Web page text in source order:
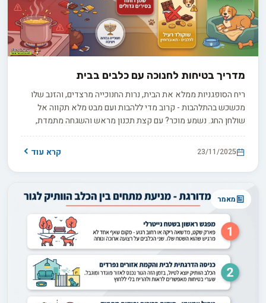
מדריך בטיחות לחנוכה עם כלבים בבית
ריח הסופגניות ממלא את הבית, נרות החנוכייה מרצדים, והזנב שלו
מכשכש בהתלהבות - קרוב מדי ללהבות ועם מבט מלא תקווה אל
שולחן החג. נשמע מוכר? עם קצת תכנון מראש והשגחה מתמדת,
תוכלו ליהנות משמונת ימי החג בראש שקט, ולשתף את הכלב שלכם
בשמחה המשפחתית בבטחה מלאה.
23/11/2025 קרא עוד
מאמר